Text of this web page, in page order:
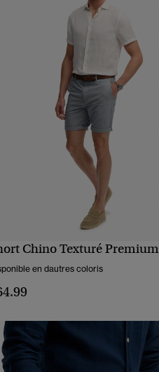
Chino Texturé Premium
en dautres coloris